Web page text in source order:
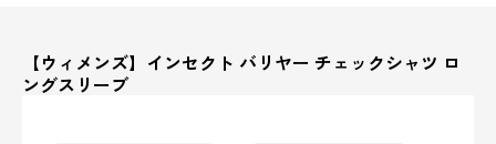
【ウィメンズ】インセクト バリヤー チェックシャツ ロ
ングスリーブ